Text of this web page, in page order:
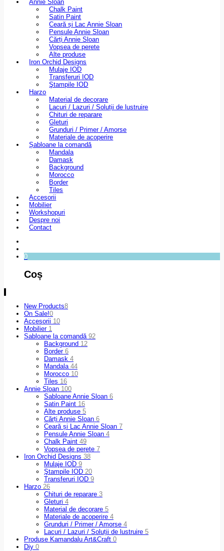
Annie Sloan
Chalk Paint
Satin Paint
Ceară și Lac Annie Sloan
Pensule Annie Sloan
Cărți Annie Sloan
Vopsea de perete
Alte produse
Iron Orchid Designs
Mulaje IOD
Transferuri IOD
Ştampile IOD
Harzo
Material de decorare
Lacuri / Lazuri / Soluții de lustruire
Chituri de reparare
Gleturi
Grunduri / Primer / Amorse
Materiale de acoperire
Șabloane la comandă
Mandala
Damask
Background
Morocco
Border
Tiles
Accesorii
Mobilier
Workshopuri
Despre noi
Contact
0
Coș
New Products8
On Sale!0
Accesorii 10
Mobilier 1
Șabloane la comandă 92
Background 12
Border 6
Damask 4
Mandala 44
Morocco 10
Tiles 16
Annie Sloan 100
Sabloane Annie Sloan 6
Satin Paint 16
Alte produse 5
Cărți Annie Sloan 6
Ceară și Lac Annie Sloan 7
Pensule Annie Sloan 4
Chalk Paint 49
Vopsea de perete 7
Iron Orchid Designs 38
Mulaje IOD 9
Ştampile IOD 20
Transferuri IOD 9
Harzo 26
Chituri de reparare 3
Gleturi 4
Material de decorare 5
Materiale de acoperire 4
Grunduri / Primer / Amorse 4
Lacuri / Lazuri / Soluții de lustruire 5
Produse Kamandalu Art&Craft 0
Diy 0